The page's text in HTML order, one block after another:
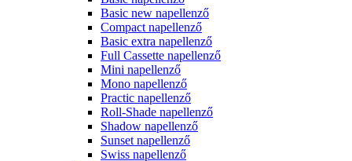
Basic new napellenző
Compact napellenző
Basic extra napellenző
Full Cassette napellenző
Mini napellenző
Mono napellenző
Practic napellenző
Roll-Shade napellenző
Shadow napellenző
Sunset napellenző
Swiss napellenző